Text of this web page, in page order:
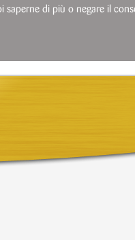
saperne di più o negare il